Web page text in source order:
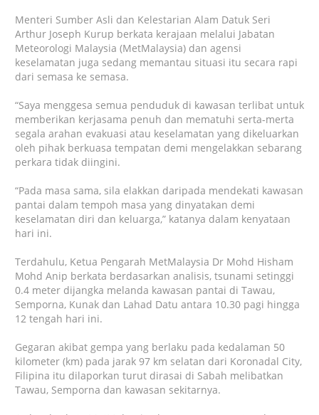
Menteri Sumber Asli dan Kelestarian Alam Datuk Seri
Arthur Joseph Kurup berkata kerajaan melalui Jabatan
Meteorologi Malaysia (MetMalaysia) dan agensi
keselamatan juga sedang memantau situasi itu secara rapi
dari semasa ke semasa.
“Saya menggesa semua penduduk di kawasan terlibat untuk
memberikan kerjasama penuh dan mematuhi serta-merta
segala arahan evakuasi atau keselamatan yang dikeluarkan
oleh pihak berkuasa tempatan demi mengelakkan sebarang
perkara tidak diingini.
“Pada masa sama, sila elakkan daripada mendekati kawasan
pantai dalam tempoh masa yang dinyatakan demi
keselamatan diri dan keluarga,” katanya dalam kenyataan
hari ini.
Terdahulu, Ketua Pengarah MetMalaysia Dr Mohd Hisham
Mohd Anip berkata berdasarkan analisis, tsunami setinggi
0.4 meter dijangka melanda kawasan pantai di Tawau,
Semporna, Kunak dan Lahad Datu antara 10.30 pagi hingga
12 tengah hari ini.
Gegaran akibat gempa yang berlaku pada kedalaman 50
kilometer (km) pada jarak 97 km selatan dari Koronadal City,
Filipina itu dilaporkan turut dirasai di Sabah melibatkan
Tawau, Semporna dan kawasan sekitarnya.